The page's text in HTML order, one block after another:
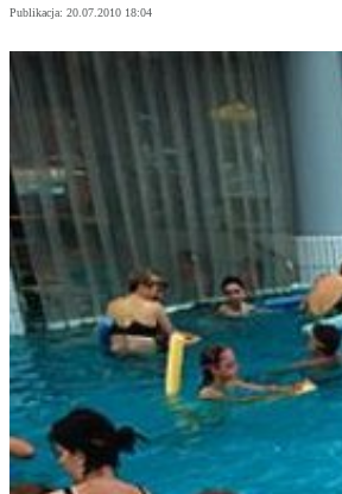
Publikacja: 20.07.2010 18:04